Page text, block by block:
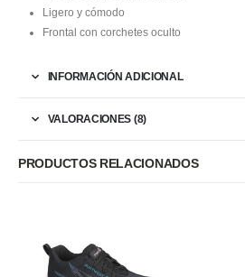
Ligero y cómodo
Frontal con corchetes oculto
INFORMACIÓN ADICIONAL
VALORACIONES (8)
PRODUCTOS RELACIONADOS